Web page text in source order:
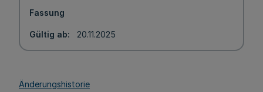
Fassung
Gültig ab 20.11.2025
Änderungshistorie